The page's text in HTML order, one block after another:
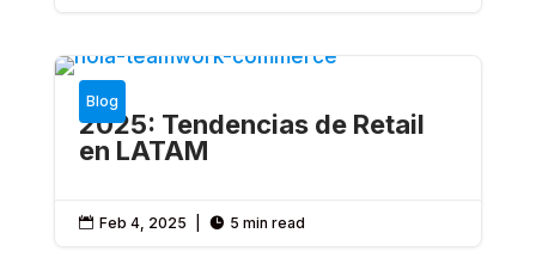
Blog
2025: Tendencias de Retail
en LATAM
 Feb 4, 2025  5 min read